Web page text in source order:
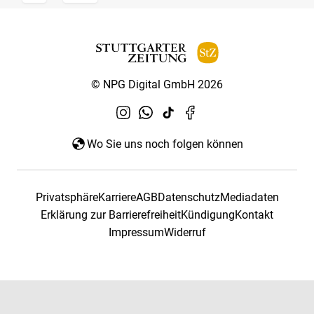
© NPG Digital GmbH 2026
Wo Sie uns noch folgen können
PrivatsphäreKarriereAGBDatenschutzMediadaten
Erklärung zur BarrierefreiheitKündigungKontakt
ImpressumWiderruf